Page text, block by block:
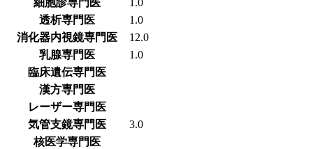
細胞診専門医
1.0
透析専門医
1.0
消化器内視鏡専門医
12.0
乳腺専門医
1.0
臨床遺伝専門医
漢方専門医
レーザー専門医
気管支鏡専門医
3.0
核医学専門医